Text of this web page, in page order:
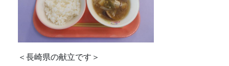
＜長崎県の献立です＞